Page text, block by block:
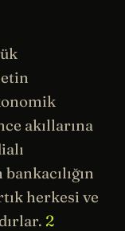
akıllarına
herkesi ve
2